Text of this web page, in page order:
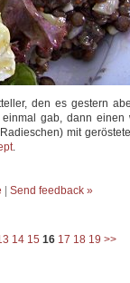
den es gestern
einmal gab, dann einen
mit
.
Send feedback »
14 15 16 17 18 19 >>